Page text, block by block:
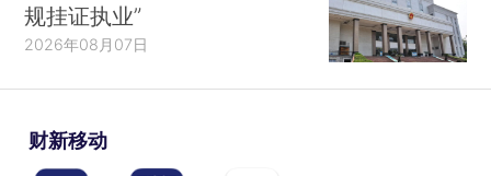
规挂证执业”
2026年08月07日
财新移动